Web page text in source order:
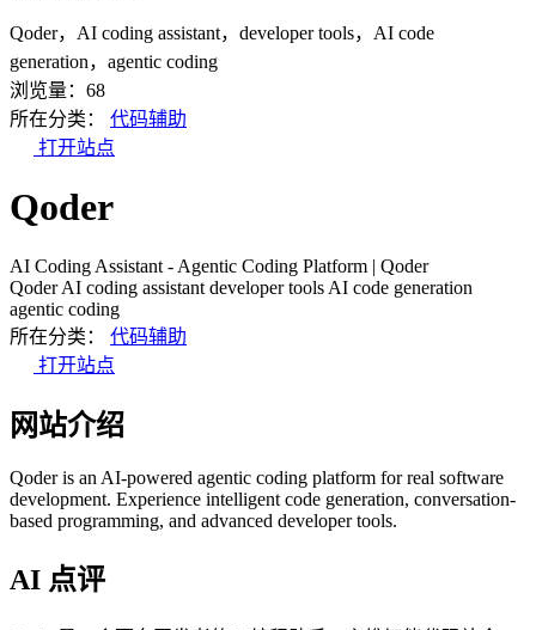
Qoder，AI coding assistant，developer tools，AI code
generation，agentic coding
浏览量：68
所在分类：
代码辅助
打开站点
Qoder
AI Coding Assistant - Agentic Coding Platform | Qoder
Qoder AI coding assistant developer tools AI code generation
agentic coding
所在分类：
代码辅助
打开站点
网站介绍
Qoder is an AI-powered agentic coding platform for real software
development. Experience intelligent code generation, conversation-
based programming, and advanced developer tools.
AI 点评